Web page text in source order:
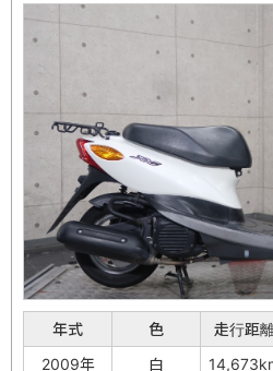
年式 色 走行距
2009年
白